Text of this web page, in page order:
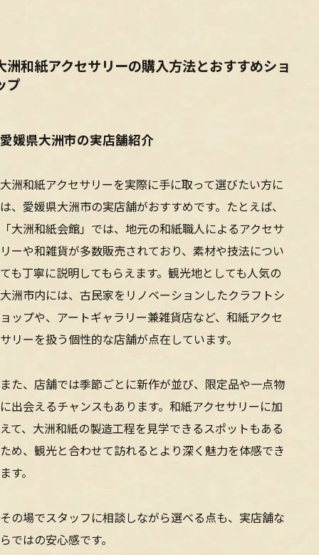
洲和紙アクセサリーの購入方法とおすすめショ
プ
愛媛県大洲市の実店舗紹介
大洲和紙アクセサリーを実際に手に取って選びたい方に
は、愛媛県大洲市の実店舗がおすすめです。たとえば、
「大洲和紙会館」では、地元の和紙職人によるアクセサ
リーや和雑貨が多数販売されており、素材や技法につい
ても丁寧に説明してもらえます。観光地としても人気の
大洲市内には、古民家をリノベーションしたクラフトシ
ョップや、アートギャラリー兼雑貨店など、和紙アクセ
サリーを扱う個性的な店舗が点在しています。
また、店舗では季節ごとに新作が並び、限定品や一点物
に出会えるチャンスもあります。和紙アクセサリーに加
えて、大洲和紙の製造工程を見学できるスポットもある
ため、観光と合わせて訪れるとより深く魅力を体感でき
ます。
その場でスタッフに相談しながら選べる点も、実店舗な
らではの安心感です。